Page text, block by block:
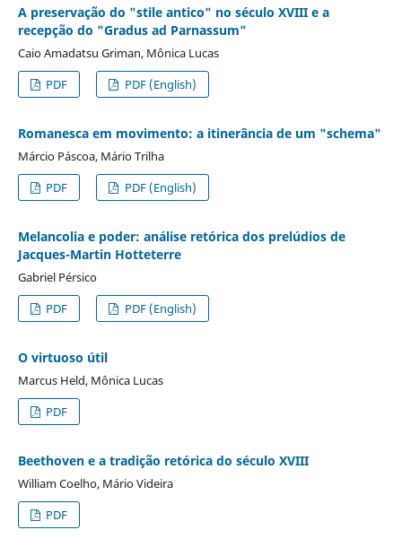
A preservação do "stile antico" no século XVIII e a
recepção do "Gradus ad Parnassum"
Caio Amadatsu Griman, Mônica Lucas
PDF
PDF (English)
Romanesca em movimento: a itinerância de um "schema"
Márcio Páscoa, Mário Trilha
PDF
PDF (English)
Melancolia e poder: análise retórica dos prelúdios de
Jacques-Martin Hotteterre
Gabriel Pérsico
PDF
PDF (English)
O virtuoso útil
Marcus Held, Mônica Lucas
PDF
Beethoven e a tradição retórica do século XVIII
William Coelho, Mário Videira
PDF